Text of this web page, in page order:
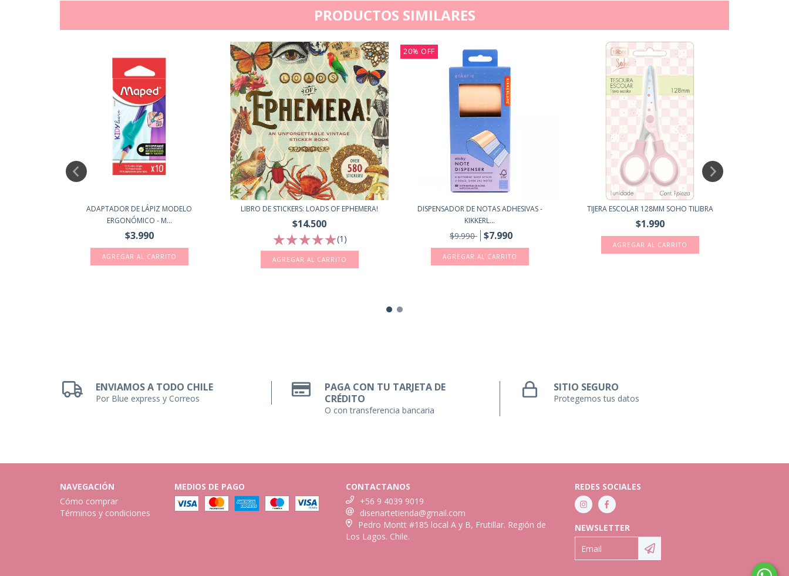
PRODUCTOS SIMILARES
ADAPTADOR DE LÁPIZ MODELO
ERGONÓMICO - M...
$3.990
LIBRO DE STICKERS: LOADS OF EPHEMERA!
$14.500
(1)
20% OFF
DISPENSADOR DE NOTAS ADHESIVAS -
KIKKERL...
$9.990 $7.990
TIJERA ESCOLAR 128MM SOHO TILIBRA
$1.990
ENVIAMOS A TODO CHILE
Por Blue express y Correos
PAGA CON TU TARJETA DE
CRÉDITO
O con transferencia bancaria
SITIO SEGURO
Protegemos tus datos
NAVEGACIÓN
Cómo comprar
Términos y condiciones
MEDIOS DE PAGO
CONTACTANOS
+56 9 4039 9019
disenartetienda@gmail.com
Pedro Montt #185 local A y B, Frutillar. Región de
Los Lagos. Chile.
REDES SOCIALES
NEWSLETTER